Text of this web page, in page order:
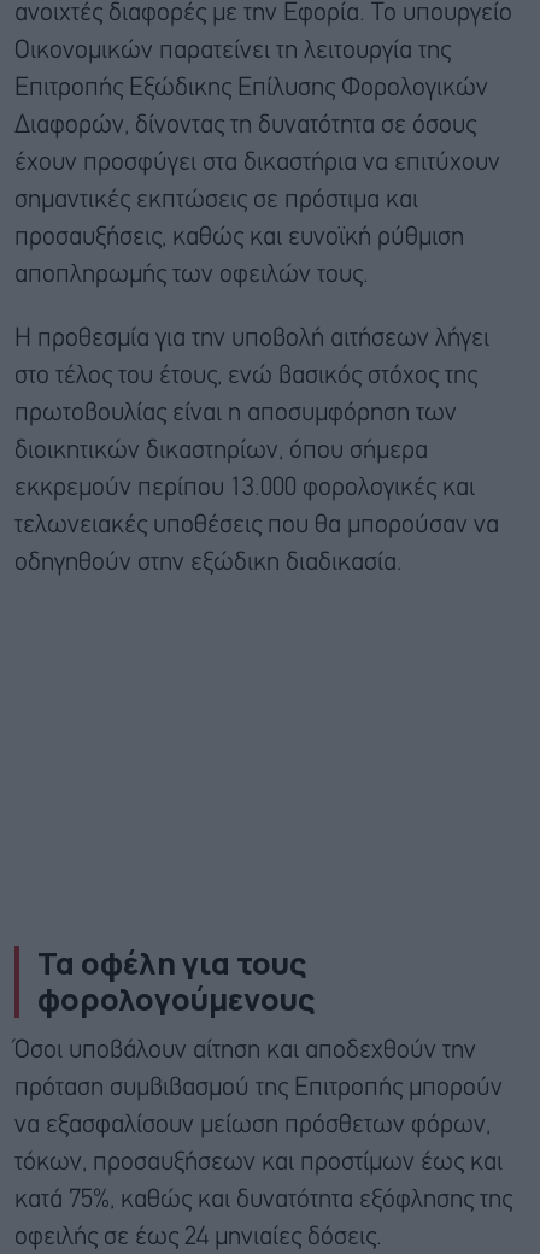
ανοιχτές διαφορές με την Εφορία. Το υπουργείο
Οικονομικών παρατείνει τη λειτουργία της
Επιτροπής Εξώδικης Επίλυσης Φορολογικών
Διαφορών, δίνοντας τη δυνατότητα σε όσους
έχουν προσφύγει στα δικαστήρια να επιτύχουν
σημαντικές εκπτώσεις σε πρόστιμα και
προσαυξήσεις, καθώς και ευνοϊκή ρύθμιση
αποπληρωμής των οφειλών τους.
Η προθεσμία για την υποβολή αιτήσεων λήγει
στο τέλος του έτους, ενώ βασικός στόχος της
πρωτοβουλίας είναι η αποσυμφόρηση των
διοικητικών δικαστηρίων, όπου σήμερα
εκκρεμούν περίπου 13.000 φορολογικές και
τελωνειακές υποθέσεις που θα μπορούσαν να
οδηγηθούν στην εξώδικη διαδικασία.
Τα οφέλη για τους
φορολογούμενους
Όσοι υποβάλουν αίτηση και αποδεχθούν την
πρόταση συμβιβασμού της Επιτροπής μπορούν
να εξασφαλίσουν μείωση πρόσθετων φόρων,
τόκων, προσαυξήσεων και προστίμων έως και
κατά 75%, καθώς και δυνατότητα εξόφλησης της
οφειλής σε έως 24 μηνιαίες δόσεις.